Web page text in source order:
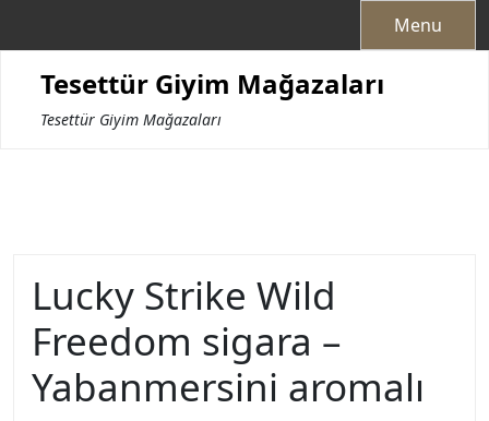
Menu
Tesettür Giyim Mağazaları
Tesettür Giyim Mağazaları
Lucky Strike Wild
Freedom sigara –
Yabanmersini aromalı